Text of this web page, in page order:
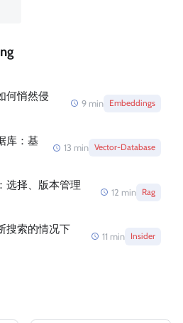
何悄然侵
9 min Embeddings
库：基
13 min Vector-Database
选择、版本管理
12 min Rag
搜索的情况下
11 min Insider